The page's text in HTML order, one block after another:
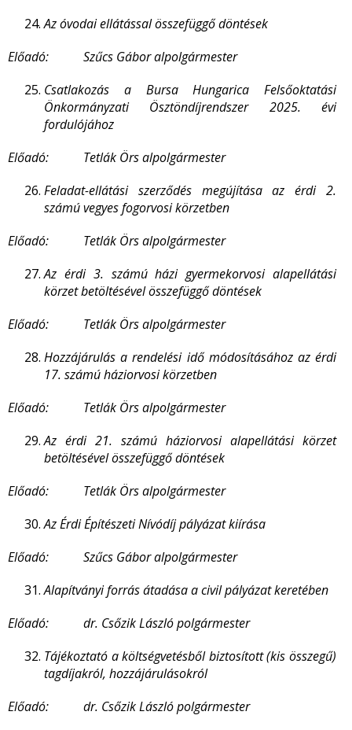
Az óvodai ellátással összefüggő döntések
Előadó: Szűcs Gábor alpolgármester
Csatlakozás a Bursa Hungarica Felsőoktatási
Önkormányzati Ösztöndíjrendszer 2025. évi
fordulójához
Előadó: Tetlák Örs alpolgármester
Feladat-ellátási szerződés megújítása az érdi 2.
számú vegyes fogorvosi körzetben
Előadó: Tetlák Örs alpolgármester
Az érdi 3. számú házi gyermekorvosi alapellátási
körzet betöltésével összefüggő döntések
Előadó: Tetlák Örs alpolgármester
Hozzájárulás a rendelési idő módosításához az érdi
17. számú háziorvosi körzetben
Előadó: Tetlák Örs alpolgármester
Az érdi 21. számú háziorvosi alapellátási körzet
betöltésével összefüggő döntések
Előadó: Tetlák Örs alpolgármester
Az Érdi Építészeti Nívódíj pályázat kiírása
Előadó: Szűcs Gábor alpolgármester
Alapítványi forrás átadása a civil pályázat keretében
Előadó: dr. Csőzik László polgármester
Tájékoztató a költségvetésből biztosított (kis összegű)
tagdíjakról, hozzájárulásokról
Előadó: dr. Csőzik László polgármester